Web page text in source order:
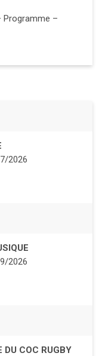
Programme –
2026
2026
DU COC RUGBY